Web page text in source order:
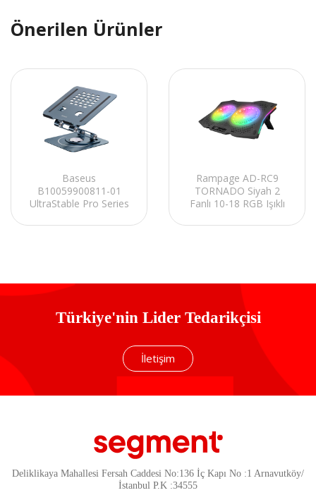
Önerilen Ürünler
Baseus
B10059900811-01
UltraStable Pro Series
Gri Notebook
Rampage AD-RC9
TORNADO Siyah 2
Fanlı 10-18 RGB Işıklı
Stand
Türkiye'nin Lider Tedarikçisi
İletişim
Deliklikaya Mahallesi Fersah Caddesi No:136 İç Kapı No :1 Arnavutköy/
İstanbul P.K :34555